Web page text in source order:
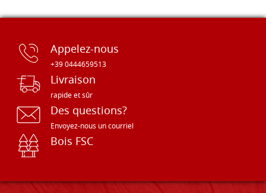
Appelez-nous
+39 0444659513
Livraison
rapide et sûr
Des questions?
Envoyez-nous un courriel
Bois FSC